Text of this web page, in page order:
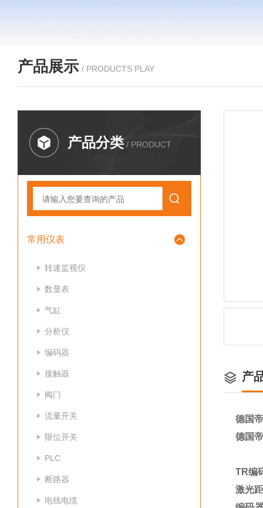
产品展示 / PRODUCTS PLAY
产品分类 / PRODUCT
常用仪表
转速监视仪
数显表
气缸
分析仪
编码器
接触器
阀门
流量开关
限位开关
PLC
断路器
电线电缆
产
德国
德国
TR编
激光